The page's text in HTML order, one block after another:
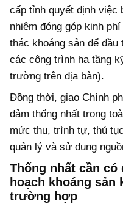
cấp tỉnh quyết định việc
nhiệm đóng góp kinh
thác khoáng sản để
các công trình hạ tầng
trường trên địa bàn).
Đồng thời, giao Chính
đảm thống nhất trong
mức thu, trình tự, thủ
quản lý và sử dụng
Thống nhất cần
hoạch khoáng
trường hợp